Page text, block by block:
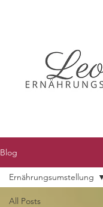
Blog
All Posts
Ernährungsumstellung